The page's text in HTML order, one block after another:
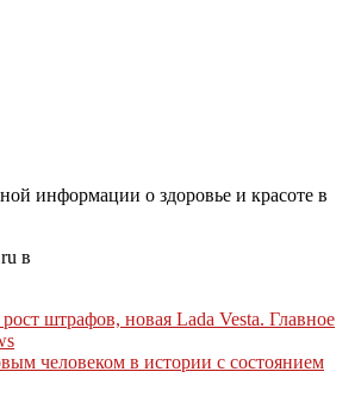
информации о здоровье и красоте в
в
штрафов, новая Lada Vesta. Главное
человеком в истории с состоянием